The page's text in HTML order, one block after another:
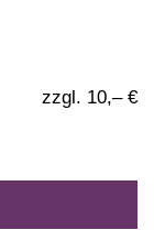
zzgl. 10,– €